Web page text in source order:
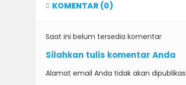
KOMENTAR (0)
Saat ini belum tersedia komentar
Silahkan tulis komentar Anda
Alamat email Anda tidak akan